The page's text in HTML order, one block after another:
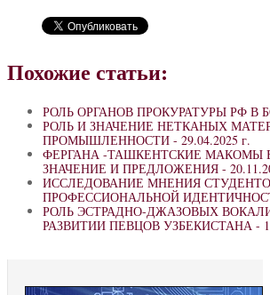
Похожие статьи:
РОЛЬ ОРГАНОВ ПРОКУРАТУРЫ РФ В
РОЛЬ И ЗНАЧЕНИЕ НЕТКАНЫХ
ПРОМЫШЛЕННОСТИ - 29.04.2025 г.
ФЕРГАНА -ТАШКЕНТСКИЕ МАКОМЫ
ЗНАЧЕНИЕ И ПРЕДЛОЖЕНИЯ -
ИССЛЕДОВАНИЕ МНЕНИЯ
ПРОФЕССИОНАЛЬНОЙ
РОЛЬ ЭСТРАДНО-ДЖАЗОВЫХ
РАЗВИТИИ ПЕВЦОВ УЗБЕКИСТАНА -